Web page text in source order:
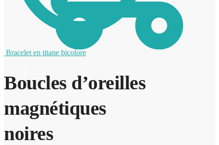
Bracelet en titane bicolore
Boucles d’oreilles
magnétiques
noires